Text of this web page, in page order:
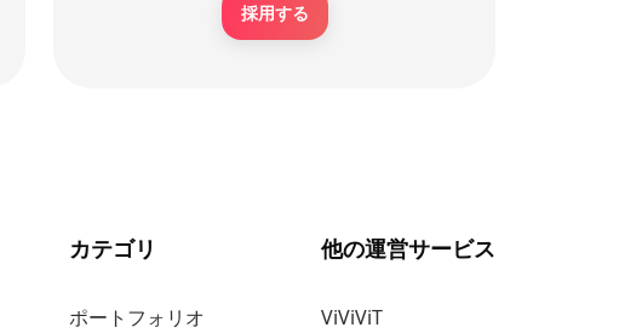
採用する
カテゴリ
ポートフォリオ
他の運営サービス
ViViViT